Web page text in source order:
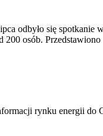
odbyło się spotkanie
osób.
rynku energii do